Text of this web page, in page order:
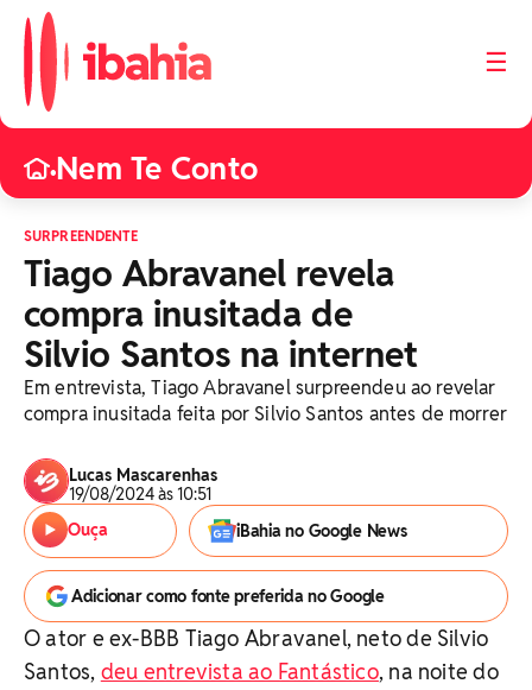
☰
•Nem Te Conto
SURPREENDENTE
Tiago Abravanel revela
compra inusitada de
Silvio Santos na internet
Em entrevista, Tiago Abravanel surpreendeu ao revelar
compra inusitada feita por Silvio Santos antes de morrer
Lucas Mascarenhas
19/08/2024 às 10:51
Ouça
iBahia no Google News
Adicionar como fonte preferida no Google
O ator e ex-BBB Tiago Abravanel, neto de Silvio
Santos, deu entrevista ao Fantástico, na noite do